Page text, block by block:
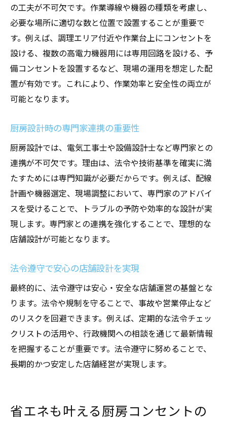
の工夫が不可欠です。作業導線や機器の種類を考慮し、
必要な場所に適切な数と位置で設置することが重要で
す。例えば、調理エリア付近や作業台上にコンセントを
設ける、複数の高電力機器用には専用回路を設ける、予
備コンセントを設置するなど、現場の運用を想定した配
置が有効です。これにより、作業効率と安全性の両立が
可能となります。
厨房設計時の専門家連携の重要性
厨房設計では、電気工事士や設備設計士など専門家との
連携が不可欠です。理由は、法令や技術基準を確実に満
たすためには専門知識が必要だからです。例えば、配線
計画や機器選定、現場調整において、専門家のアドバイ
スを受けることで、トラブルの予防や効率的な設計が実
現します。専門家との連携を強化することで、理想的な
店舗設計が可能となります。
法令遵守で安心の店舗設計を実現
最終的に、法令遵守は安心・安全な店舗運営の基盤とな
ります。法令や規制を守ることで、事故や営業停止など
のリスクを回避できます。例えば、定期的な法令チェッ
クリストの活用や、行政機関への相談を通じて最新情報
を把握することが重要です。法令遵守に努めることで、
長期的かつ安定した店舗経営が実現します。
省エネも叶える厨房コンセントの